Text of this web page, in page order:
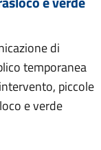
di
temporanea
piccole
e verde